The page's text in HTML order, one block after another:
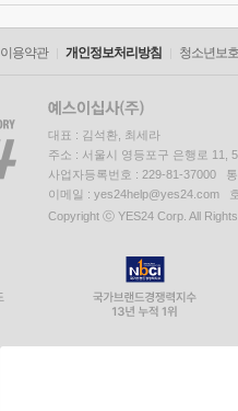
이용약관 개인정보처리방침 청소년보
대표 : 김석환, 최세라
주소 : 서울시 영등포구 은행로 11,
사업자등록번호 : 229-81-37000
이메일 : yes24help@yes24.com
Copyright ⓒ YES24 Corp. All